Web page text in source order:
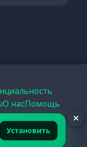
О насПомощь
ЕГЭ
Установить